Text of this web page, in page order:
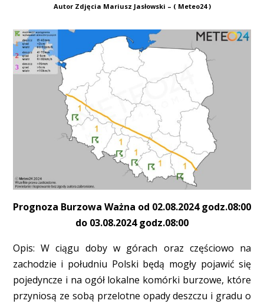
Autor Zdjęcia Mariusz Jasłowski – ( Meteo24 )
Prognoza Burzowa Ważna od 02.08.2024 godz.08:00
do 03.08.2024 godz.08:00
Opis: W ciągu doby w górach oraz częściowo na
zachodzie i południu Polski będą mogły pojawić się
pojedyncze i na ogół lokalne komórki burzowe, które
przyniosą ze sobą przelotne opady deszczu i gradu o